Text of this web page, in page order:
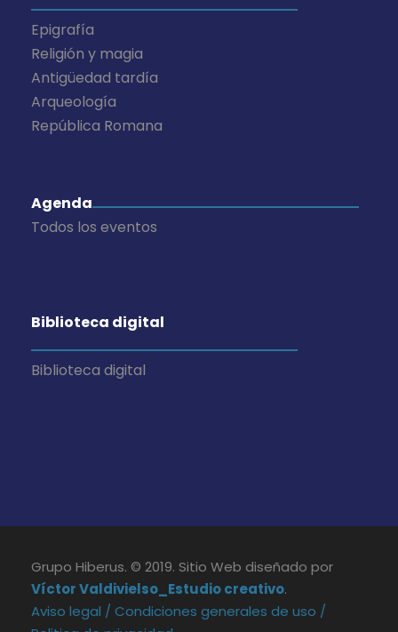
Epigrafía
Religión y magia
Antigüedad tardía
Arqueología
República Romana
Agenda
Todos los eventos
Biblioteca digital
Biblioteca digital
Grupo Hiberus. © 2019. Sitio Web diseñado por
Víctor Valdivielso_Estudio creativo.
Aviso legal / Condiciones generales de uso /